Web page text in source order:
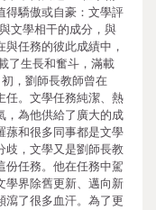
得驕傲或自豪：文學評
文學相干的成分，與
任務的彼此成績中，
了生長和奮斗，滿載
，劉師長教師曾在
任。文學任務純潔、熱
，為他供給了廣大的成
蓀和很多同事都是文學
歧，文學又是劉師長教
份任務。他在任務中駕
學界除舊更新、邁向新
瀉了很多血汗。為了更